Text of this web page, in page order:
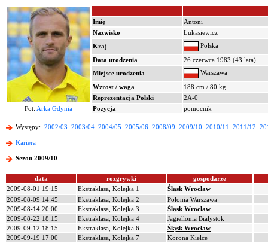
Imię
Antoni
Nazwisko
Łukasiewicz
Kraj
Polska
Data urodzenia
26 czerwca 1983 (43 lata)
Miejsce urodzenia
Warszawa
Wzrost / waga
188 cm / 80 kg
Reprezentacja Polski
2A-0
Fot: Arka Gdynia Pozycja pomocnik
Występy: 2002/03 2003/04 2004/05 2005/06 2008/09 2009/10 2010/11 2011/12
Kariera
Sezon 2009/10
data rozgrywki
gospodarze
2009-08-01 19:15
Ekstraklasa, Kolejka 1
Śląsk Wrocław
2009-08-09 14:45
Ekstraklasa, Kolejka 2
Polonia Warszawa
2009-08-14 20:00
Ekstraklasa, Kolejka 3
Śląsk Wrocław
2009-08-22 18:15
Ekstraklasa, Kolejka 4
Jagiellonia Białystok
2009-09-12 18:15
Ekstraklasa, Kolejka 6
Śląsk Wrocław
2009-09-19 17:00
Ekstraklasa, Kolejka 7
Korona Kielce